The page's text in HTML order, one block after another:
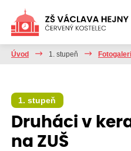
Úvod 1. stupeň
1. stupeň
Druháci v
na ZUŠ